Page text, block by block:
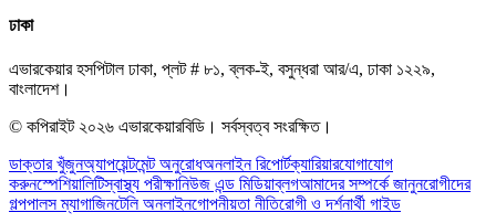
ঢাকা
এভারকেয়ার হসপিটাল ঢাকা, প্লট # ৮১, ব্লক-ই, বসুন্ধরা আর/এ, ঢাকা ১২২৯,
বাংলাদেশ।
© কপিরাইট ২০২৬ এভারকেয়ারবিডি। সর্বস্বত্ব সংরক্ষিত।
ডাক্তার খুঁজুনঅ্যাপয়েন্টমেন্ট অনুরোধঅনলাইন রিপোর্টক্যারিয়ারযোগাযোগ
করুনস্পেশিয়ালিটিস্বাস্থ্য পরীক্ষানিউজ এন্ড মিডিয়াব্লগআমাদের সম্পর্কে জানুনরোগীদের
গল্পপালস ম্যাগাজিনটেলি অনলাইনগোপনীয়তা নীতিরোগী ও দর্শনার্থী গাইড